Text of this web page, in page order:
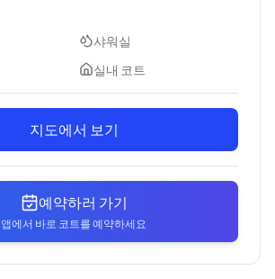
샤워실
실내 코트
지도에서 보기
예약하러 가기
앱에서 바로 코트를 예약하세요